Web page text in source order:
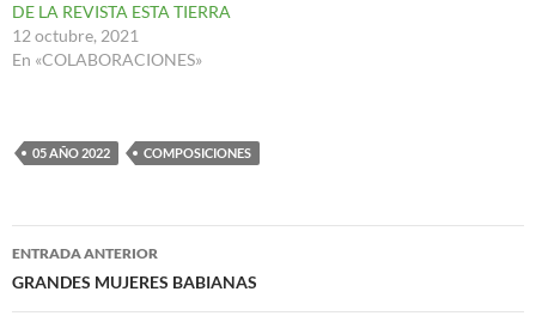
DE LA REVISTA ESTA TIERRA
12 octubre, 2021
En «COLABORACIONES»
05 AÑO 2022 COMPOSICIONES
Navegación
de
ENTRADA ANTERIOR
GRANDES MUJERES BABIANAS